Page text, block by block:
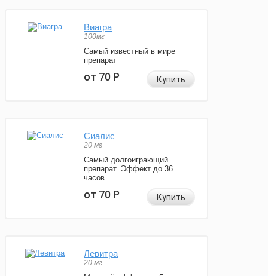
Виагра
100мг
Самый известный в мире
препарат
от 70Р Купить
Сиалис
20 мг
Самый долгоиграющий
препарат. Эффект до 36
часов.
от 70Р Купить
Левитра
20 мг